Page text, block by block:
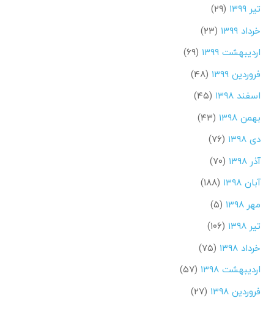
تیر ۱۳۹۹
(۲۹)
خرداد ۱۳۹۹
(۲۳)
اردیبهشت ۱۳۹۹
(۶۹)
فروردین ۱۳۹۹
(۴۸)
اسفند ۱۳۹۸
(۴۵)
بهمن ۱۳۹۸
(۴۳)
دی ۱۳۹۸
(۷۶)
آذر ۱۳۹۸
(۷۰)
آبان ۱۳۹۸
(۱۸۸)
مهر ۱۳۹۸
(۵)
تیر ۱۳۹۸
(۱۰۶)
خرداد ۱۳۹۸
(۷۵)
اردیبهشت ۱۳۹۸
(۵۷)
فروردین ۱۳۹۸
(۲۷)